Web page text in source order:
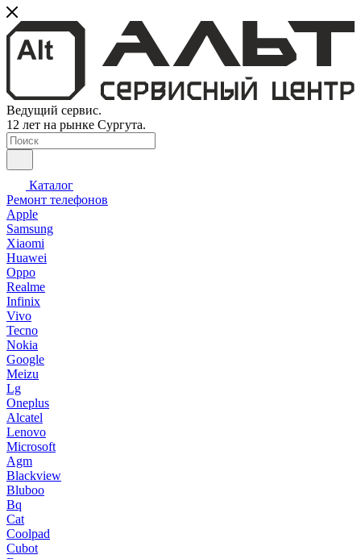
Ведущий сервис.
12 лет на рынке Сургута.
Каталог
Ремонт телефонов
Apple
Samsung
Xiaomi
Huawei
Oppo
Realme
Infinix
Vivo
Tecno
Nokia
Google
Meizu
Lg
Oneplus
Alcatel
Lenovo
Microsoft
Agm
Blackview
Bluboo
Bq
Cat
Coolpad
Cubot